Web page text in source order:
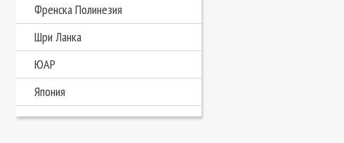
Френска Полинезия
Шри Ланка
ЮАР
Япония